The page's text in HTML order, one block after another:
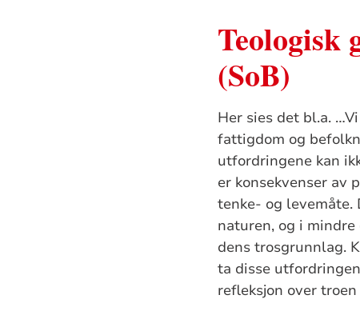
Teologisk
(SoB)
Her sies det bl.a.
fattigdom og
utfordringene kan
er konsekvenser av
tenke- og levemåte.
naturen, og i
dens trosgrunnlag.
ta disse
refleksjon over